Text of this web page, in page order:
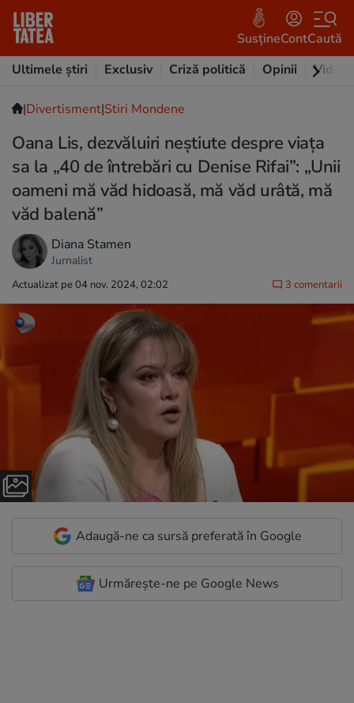
SusțineContCaută
Ultimele știri
Exclusiv Criză politică Opinii Video
|Divertisment|Stiri Mondene
Oana Lis, dezvăluiri neștiute despre viața
sa la „40 de întrebări cu Denise Rifai”: „Unii
oameni mă văd hidoasă, mă văd urâtă, mă
văd balenă”
Diana Stamen
Jurnalist
Actualizat pe 04 nov. 2024, 02:02 3 comentarii
Adaugă-ne ca sursă preferată în Google
Urmărește-ne pe Google News